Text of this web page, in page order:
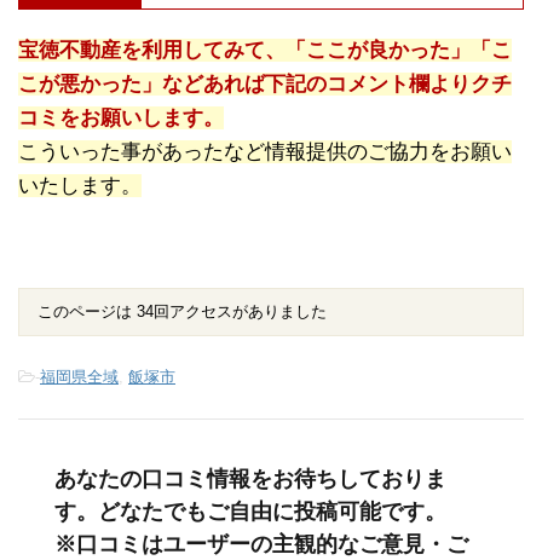
宝徳不動産を利用してみて、「ここが良かった」「こ
こが悪かった」などあれば下記のコメント欄よりクチ
コミをお願いします。
こういった事があったなど情報提供のご協力をお願い
いたします。
このページは 34回アクセスがありました
-福岡県全域, 飯塚市
あなたの口コミ情報をお待ちしておりま
す。どなたでもご自由に投稿可能です。
※口コミはユーザーの主観的なご意見・ご